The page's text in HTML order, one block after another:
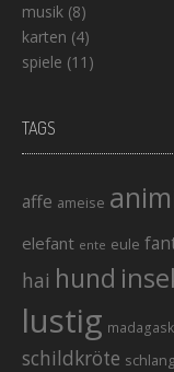
musik (8)
karten (4)
spiele (11)
TAGS
affe ameise
elefant ente eule
hai hund
lustig
schildkröte